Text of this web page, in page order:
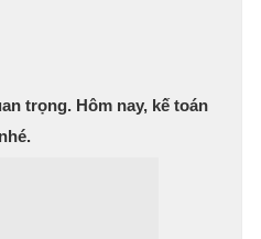
trọng. Hôm nay, kế toán